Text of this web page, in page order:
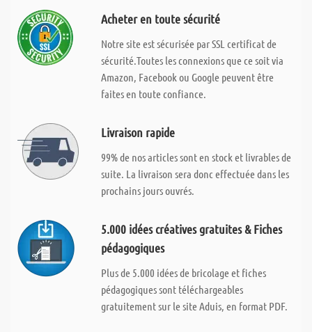
Acheter en toute sécurité
Notre site est sécurisée par SSL certificat de
sécurité.Toutes les connexions que ce soit via
Amazon, Facebook ou Google peuvent être
faites en toute confiance.
Livraison rapide
99% de nos articles sont en stock et livrables de
suite. La livraison sera donc effectuée dans les
prochains jours ouvrés.
5.000 idées créatives gratuites & Fiches
pédagogiques
Plus de 5.000 idées de bricolage et fiches
pédagogiques sont téléchargeables
gratuitement sur le site Aduis, en format PDF.